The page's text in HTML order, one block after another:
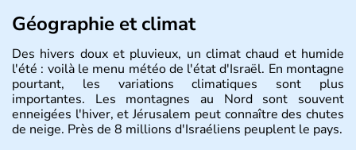
Géographie et climat
Des hivers doux et pluvieux, un climat chaud et humide
l'été : voilà le menu météo de l'état d'Israël. En montagne
pourtant, les variations climatiques sont plus
importantes. Les montagnes au Nord sont souvent
enneigées l'hiver, et Jérusalem peut connaître des chutes
de neige. Près de 8 millions d'Israéliens peuplent le pays.